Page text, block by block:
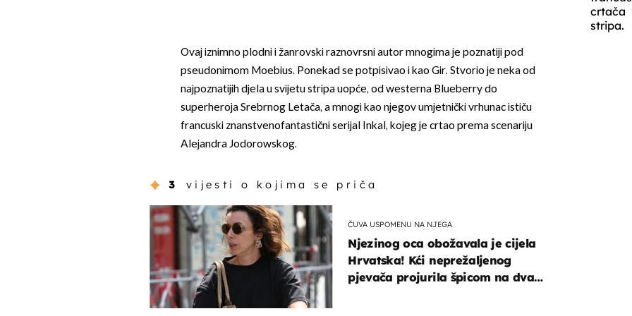
crtača
stripa.
Ovaj iznimno plodni i žanrovski raznovrsni autor mnogima je poznatiji pod
pseudonimom Moebius. Ponekad se potpisivao i kao Gir. Stvorio je neka od
najpoznatijih djela u svijetu stripa uopće, od westerna Blueberry do
superheroja Srebrnog Letača, a mnogi kao njegov umjetnički vrhunac ističu
francuski znanstvenofantastični serijal Inkal, kojeg je crtao prema scenariju
Alejandra Jodorowskog.
3 vijesti o kojima se priča
ČUVA USPOMENU NA NJEGA
Njezinog oca obožavala je cijela
Hrvatska! Kći neprežaljenog
pjevača projurila špicom na dva